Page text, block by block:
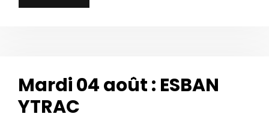
Mardi 04 août : ESBAN
YTRAC